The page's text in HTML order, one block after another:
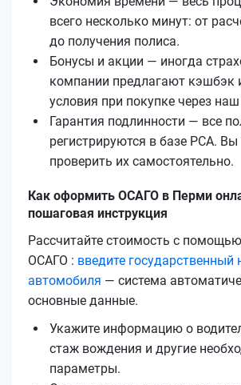
всего несколько минут: от
до получения полиса.
Бонусы и акции — иногда
компании предлагают кэшбэк
условия при покупке через наш
Гарантия подлинности — все
регистрируются в базе РСА.
проверить их самостоятельно.
Как оформить ОСАГО в Перми
пошаговая инструкция
Рассчитайте стоимость с
ОСАГО : введите государственный
автомобиля — система
основные данные.
Укажите информацию о
стаж вождения и другие
параметры.